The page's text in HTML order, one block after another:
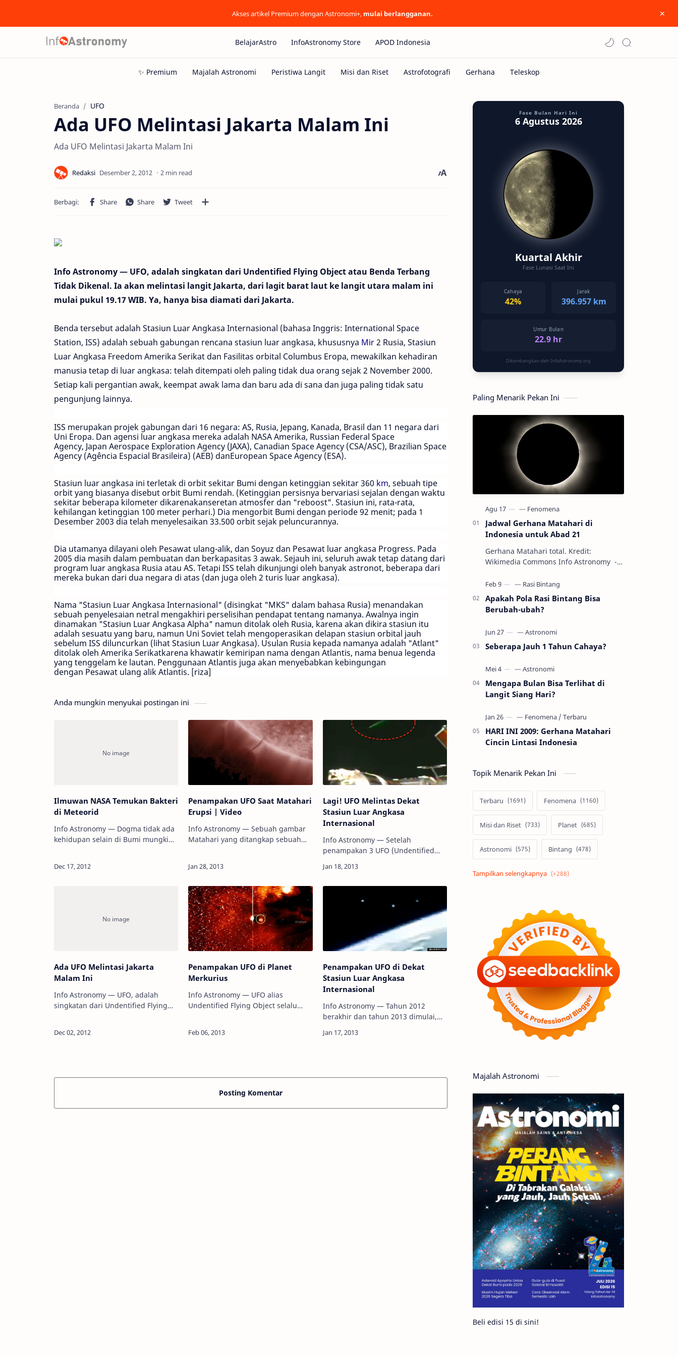
Akses artikel Premium dengan Astronomi+, mulai berlangganan.
BelajarAstro InfoAstronomy Store APOD Indonesia
Beranda UFO
Ada UFO Melintasi Jakarta Malam Ini
Ada UFO Melintasi Jakarta Malam Ini
2 min read
Info Astronomy — UFO, adalah singkatan dari Undentified Flying Object atau Benda Terbang
Tidak Dikenal. Ia akan melintasi langit Jakarta, dari lagit barat laut ke langit utara malam ini
mulai pukul 19.17 WIB. Ya, hanya bisa diamati dari Jakarta.
Benda tersebut adalah Stasiun Luar Angkasa Internasional (bahasa Inggris: International Space
Station, ISS) adalah sebuah gabungan rencana stasiun luar angkasa, khususnya Mir2 Rusia, Stasiun
Luar Angkasa Freedom Amerika Serikat dan Fasilitas orbital Columbus Eropa, mewakilkan kehadiran
manusia tetap di luar angkasa: telah ditempati oleh paling tidak dua orang sejak2 November2000.
Setiap kali pergantian awak, keempat awak lama dan baru ada di sana dan juga paling tidak satu
pengunjung lainnya.
ISS merupakan projek gabungan dari 16 negara: AS, Rusia, Jepang, Kanada, Brasil dan 11 negara dari
Uni Eropa. Dan agensi luar angkasa mereka adalah NASAAmerika, Russian Federal Space
Agency, Japan Aerospace Exploration Agency (JAXA), Canadian Space Agency (CSA/ASC), Brazilian Space
Agency (Agência Espacial Brasileira) (AEB) danEuropean Space Agency (ESA).
Stasiun luar angkasa ini terletak di orbit sekitar Bumi dengan ketinggian sekitar 360 km, sebuah tipe
orbit yang biasanya disebut orbit Bumi rendah. (Ketinggian persisnya bervariasi sejalan dengan waktu
sekitar beberapa kilometer dikarenakanseretan atmosfer dan "reboost". Stasiun ini, rata-rata,
kehilangan ketinggian 100 meter perhari.) Dia mengorbit Bumi dengan periode 92 menit; pada 1
Desember 2003 dia telah menyelesaikan 33.500 orbit sejak peluncurannya.
Dia utamanya dilayani oleh Pesawat ulang-alik, dan Soyuz dan Pesawat luar angkasa Progress. Pada
2005 dia masih dalam pembuatan dan berkapasitas 3 awak. Sejauh ini, seluruh awak tetap datang dari
program luar angkasa Rusia atau AS. Tetapi ISS telah dikunjungi oleh banyak astronot, beberapa dari
mereka bukan dari dua negara di atas (dan juga oleh 2 turis luar angkasa).
Nama "Stasiun Luar Angkasa Internasional" (disingkat "MKS" dalam bahasa Rusia) menandakan
sebuah penyelesaian netral mengakhiri perselisihan pendapat tentang namanya. Awalnya ingin
dinamakan "Stasiun Luar Angkasa Alpha" namun ditolak oleh Rusia, karena akan dikira stasiun itu
adalah sesuatu yang baru, namun Uni Soviettelah mengoperasikan delapan stasiun orbital jauh
sebelum ISS diluncurkan (lihatStasiun Luar Angkasa). Usulan Rusia kepada namanya adalah "Atlant"
ditolak oleh Amerika Serikatkarena khawatir kemiripan nama dengan Atlantis, nama benua legenda
yang tenggelam ke lautan. Penggunaan Atlantis juga akan menyebabkan kebingungan
dengan Pesawat ulang alik Atlantis. [riza]
Anda mungkin menyukai postingan ini
Ilmuwan NASA Temukan Bakteri
di Meteorid
Info Astronomy — Dogma tidak ada
kehidupan selain di Bumi mungkin
mengatakan telah menemukan
Penampakan UFO Saat Matahari
Erupsi | Video
Info Astronomy — Sebuah gambar
Matahari yang ditangkap sebuah
gara ada penampakan bayangan
Lagi! UFO Melintas Dekat
Stasiun Luar Angkasa
Internasional
Info Astronomy — Setelah
penampakan 3 UFO (Undentified
Stasiun Luar Angkasa Nasional
Ada UFO Melintasi Jakarta
Malam Ini
Info Astronomy — UFO, adalah
singkatan dari Undentified Flying
Jakarta, dari lagit barat laut ke
Penampakan UFO di Planet
Merkurius
Info Astronomy — UFO alias
Undentified Flying Object selalu
perdebatan kusir tentang pro dan
Penampakan UFO di Dekat
Stasiun Luar Angkasa
Internasional
Info Astronomy — Tahun 2012
berakhir dan tahun 2013 dimulai,
dari seluruh dunia tapi bagaimana
Posting Komentar
Fase Bulan Hari Ini
6 Agustus 2026
Kuartal Akhir
Fase Lunasi Saat Ini
Cahaya
42%
Jarak
396.957 km
Umur Bulan
22.9 hr
Dikembangkan oleh InfoAstronomy.org
Paling Menarik Pekan Ini
Jadwal Gerhana Matahari di
Indonesia untuk Abad 21
Gerhana Matahari total. Kredit:
Wikimedia Commons Info Astronomy -
gerhana Matahari akan terjadi sebanyak
22…
Apakah Pola Rasi Bintang Bisa
Berubah-ubah?
Seberapa Jauh 1 Tahun Cahaya?
Mengapa Bulan Bisa Terlihat di
Langit Siang Hari?
HARI INI 2009: Gerhana Matahari
Cincin Lintasi Indonesia
Topik Menarik Pekan Ini
Terbaru Fenomena
Misi dan Riset Planet
Astronomi Bintang
Alam semesta Galaksi
Tata Surya
Hype Astronot
Asteroid Observasi
Premium Komet
Penelitian
Satelit
Aurora Supernova
Nebula Sponsored
Matahari Mars
Planet Katai Featured
GMT 2016 History
Hoax Bima Sakti
Meteor Gerhana
Komet ISON Jupiter
Planet Kerdil Bumi
Pengetahuan Berita
Majalah Astronomi
Beli edisi 15 di sini!